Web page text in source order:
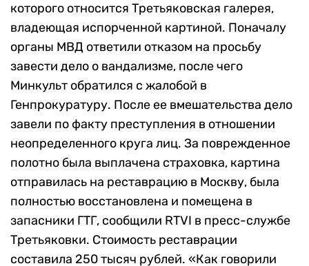
которого относится Третьяковская галерея,
владеющая испорченной картиной. Поначалу
органы МВД ответили отказом на просьбу
завести дело о вандализме, после чего
Минкульт обратился с жалобой в
Генпрокуратуру. После ее вмешательства дело
завели по факту преступления в отношении
неопределенного круга лиц. За поврежденное
полотно была выплачена страховка, картина
отправилась на реставрацию в Москву, была
полностью восстановлена и помещена в
запасники ГТГ, сообщили RTVI в пресс-службе
Третьяковки. Стоимость реставрации
составила 250 тысяч рублей. «Как говорили